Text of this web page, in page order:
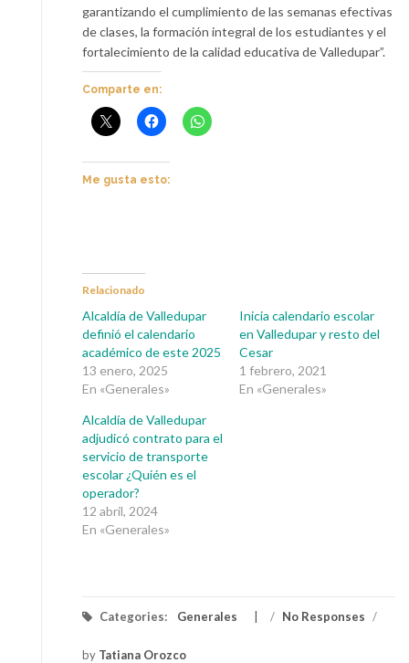
garantizando el cumplimiento de las semanas efectivas
de clases, la formación integral de los estudiantes y el
fortalecimiento de la calidad educativa de Valledupar”.
Comparte en:
Me gusta esto:
Relacionado
Alcaldía de Valledupar
definió el calendario
académico de este 2025
13 enero, 2025
En «Generales»
Inicia calendario escolar
en Valledupar y resto del
Cesar
1 febrero, 2021
En «Generales»
Alcaldía de Valledupar
adjudicó contrato para el
servicio de transporte
escolar ¿Quién es el
operador?
12 abril, 2024
En «Generales»
Categories: Generales / No Responses /
by Tatiana Orozco